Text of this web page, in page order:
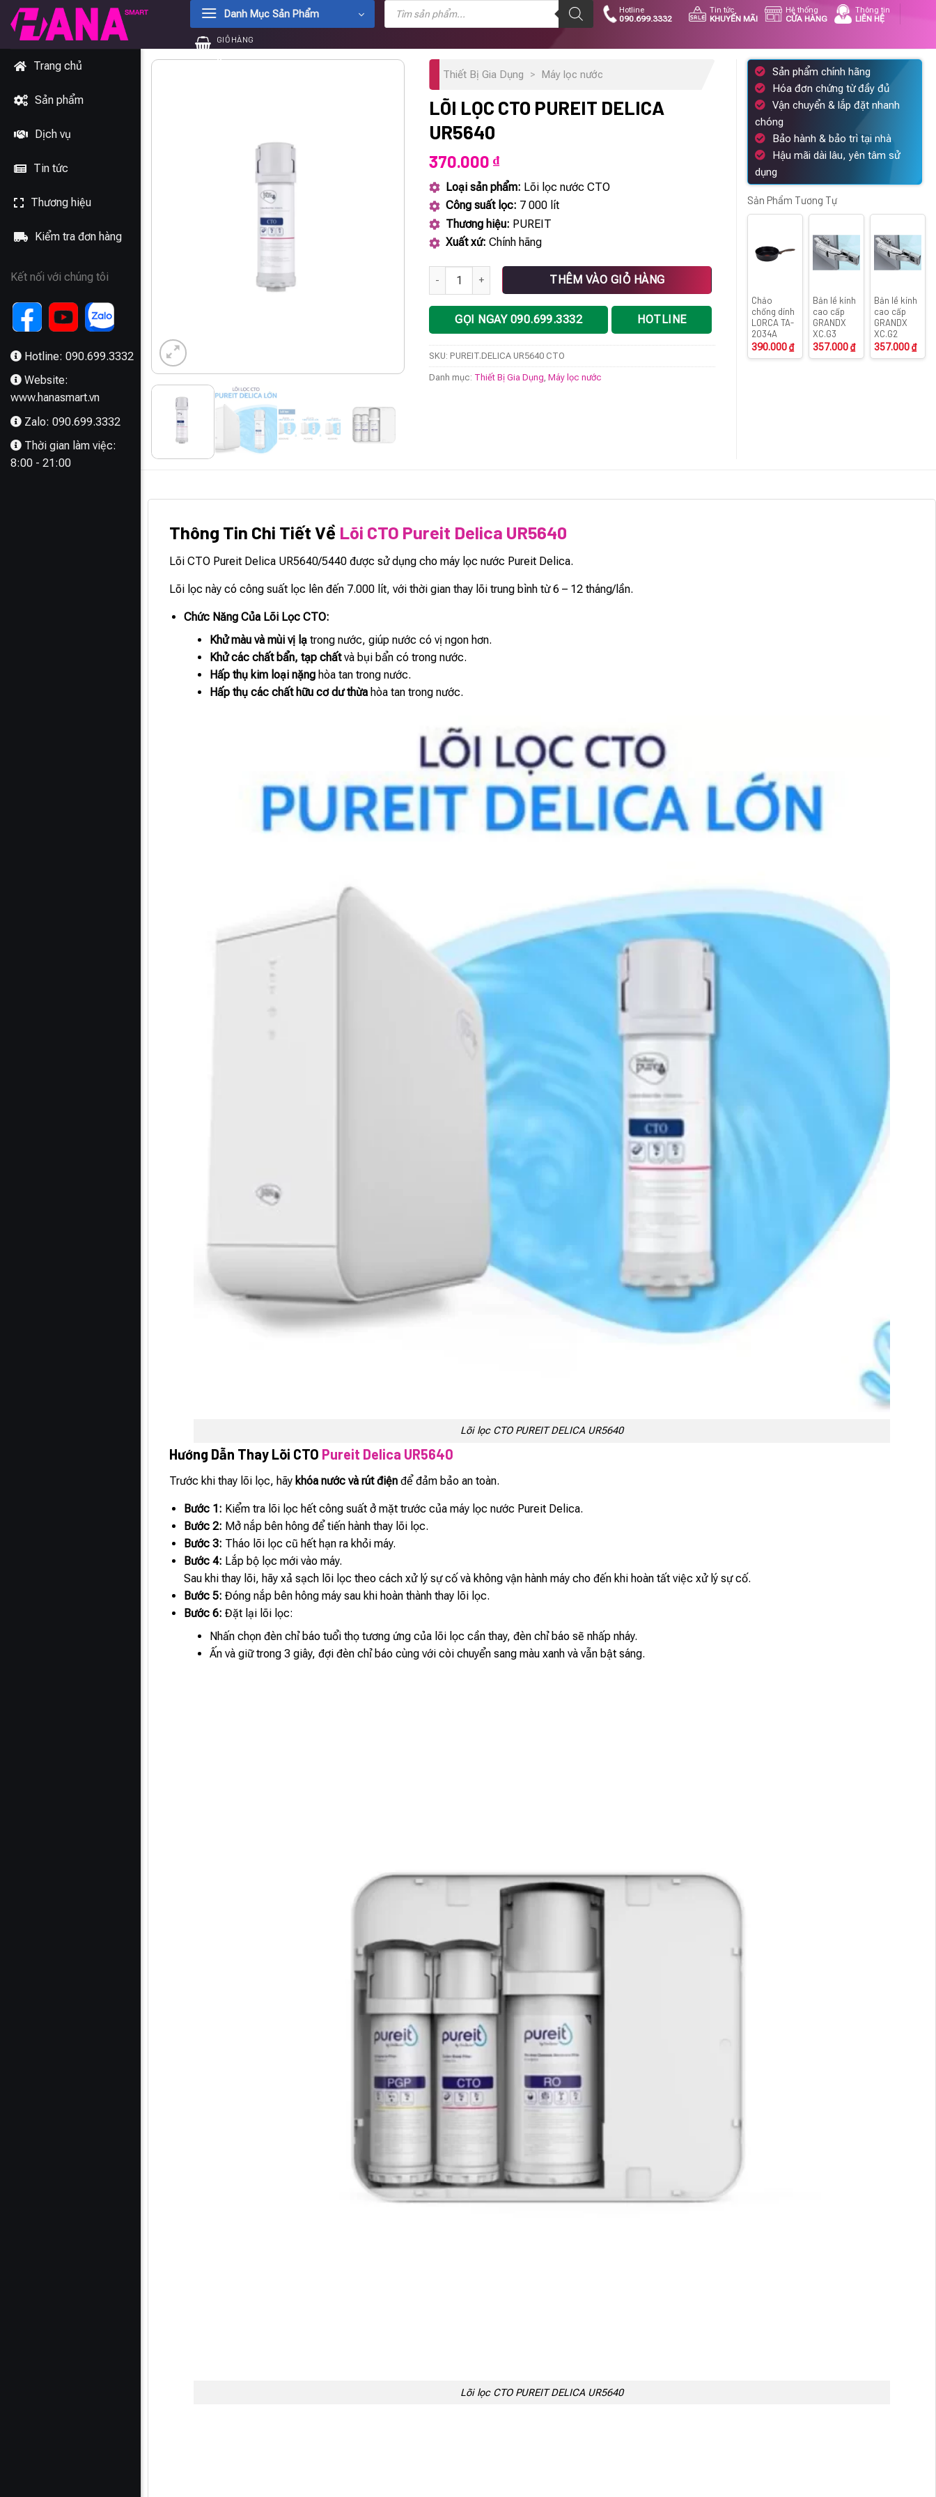
Chuyển
đến
dung
Danh Mục Sản Phẩm
Tìm
kiếm
phẩm
Hotline
090.699.3332
Tin tức
KHUYẾN MÃI
Hệ thống
CỬA HÀNG
Thông tin
LIÊN HỆ
GIỎ HÀNG
0₫
Trang chủ
Sản phẩm
Dịch vụ
Tin tức
Thương hiệu
Kiểm tra đơn hàng
Kết nối với chúng tôi
Hotline: 090.699.3332
Website:
www.hanasmart.vn
Zalo: 090.699.3332
Thời gian làm việc:
8:00 - 21:00
Thiết Bị Gia Dụng > Máy lọc nước
LÕI LỌC CTO PUREIT DELICA
UR5640
370.000₫
Loại sản phẩm: Lõi lọc nước CTO
Công suất lọc: 7 000 lít
Thương hiệu: PUREIT
Xuất xứ:Chính hãng
Lõi lọc CTO PUREIT DELICA UR5640 số lượng
THÊM VÀO GIỎ HÀNG
GỌI NGAY 090.699.3332 HOTLINE
SKU:PUREIT.DELICA UR5640 CTO
Danh mục: Thiết Bị Gia Dụng ,Máy lọc nước
Sản phẩm chính hãng
Hóa đơn chứng từ đầy đủ
Vận chuyển & lắp đặt nhanh
chóng
Bảo hành & bảo trì tại nhà
Hậu mãi dài lâu, yên tâm sử
dụng
Sản Phẩm Tương Tự
Chảo
chống dính
LORCA TA-
2034A
390.000₫
Bản lề kính
cao cấp
GRANDX
XC.G3
357.000₫
Bản lề kính
cao cấp
GRANDX
XC.G2
357.000₫
Thông Tin Chi Tiết Về Lõi CTO Pureit Delica UR5640
Lõi CTO Pureit Delica UR5640/5440 được sử dụng cho máy lọc nước Pureit Delica.
Lõi lọc này có công suất lọc lên đến 7.000 lít, với thời gian thay lõi trung bình từ 6 – 12 tháng/lần.
Chức Năng Của Lõi Lọc CTO:
Khử màu và mùi vị lạtrong nước, giúp nước có vị ngon hơn.
Khử các chất bẩn, tạp chấtvà bụi bẩn có trong nước.
Hấp thụ kim loại nặnghòa tan trong nước.
Hấp thụ các chất hữu cơ dư thừahòa tan trong nước.
Lõi lọc CTO PUREIT DELICA UR5640
Hướng Dẫn Thay Lõi CTO Pureit Delica UR5640
Trước khi thay lõi lọc, hãy khóa nước và rút điện để đảm bảo an toàn.
Bước 1: Kiểm tra lõi lọc hết công suất ở mặt trước của máy lọc nước Pureit Delica.
Bước 2: Mở nắp bên hông để tiến hành thay lõi lọc.
Bước 3: Tháo lõi lọc cũ hết hạn ra khỏi máy.
Bước 4: Lắp bộ lọc mới vào máy.
Sau khi thay lõi, hãy xả sạch lõi lọc theo cách xử lý sự cố và không vận hành máy cho đến khi hoàn tất việc xử lý sự cố.
Bước 5: Đóng nắp bên hông máy sau khi hoàn thành thay lõi lọc.
Bước 6: Đặt lại lõi lọc:
Nhấn chọn đèn chỉ báo tuổi thọ tương ứng của lõi lọc cần thay, đèn chỉ báo sẽ nhấp nháy.
Ấn và giữ trong 3 giây, đợi đèn chỉ báo cùng với còi chuyển sang màu xanh và vẫn bật sáng.
Lõi lọc CTO PUREIT DELICA UR5640